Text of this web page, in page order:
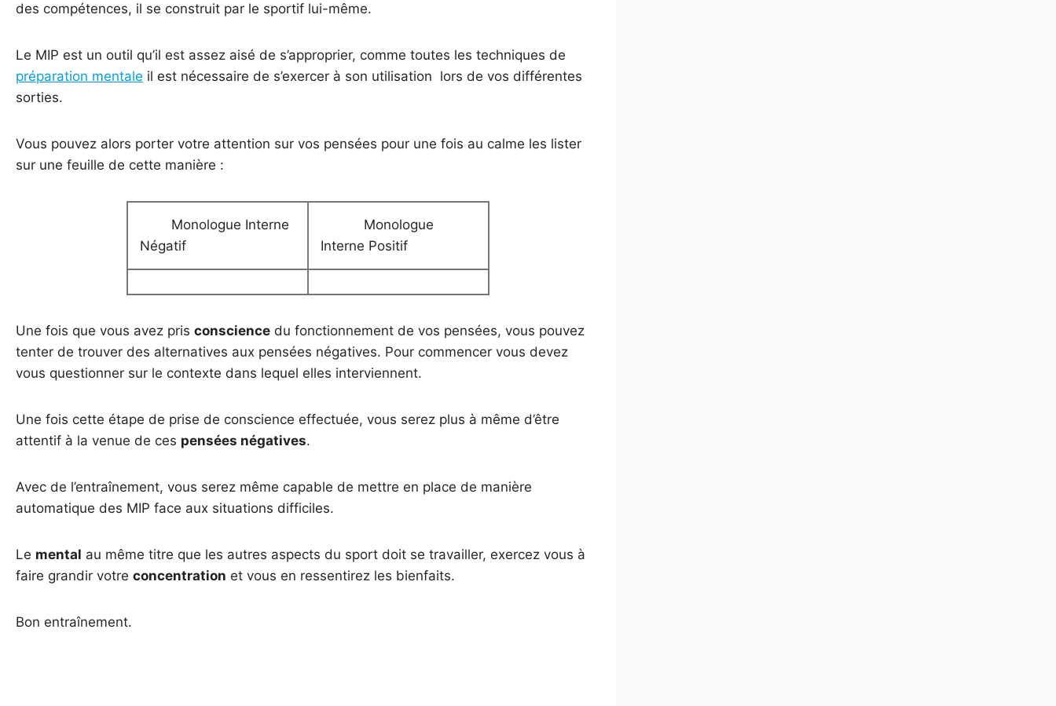
des compétences, il se construit par le sportif lui-même.
Le MIP est un outil qu’il est assez aisé de s’approprier, comme toutes les techniques de
préparation mentale il est nécessaire de s’exercer à son utilisation lors de vos différentes
sorties.
Vous pouvez alors porter votre attention sur vos pensées pour une fois au calme les lister
sur une feuille de cette manière :
Monologue Interne
Négatif
Monologue
Interne Positif
Une fois que vous avez pris conscience du fonctionnement de vos pensées, vous pouvez
tenter de trouver des alternatives aux pensées négatives. Pour commencer vous devez
vous questionner sur le contexte dans lequel elles interviennent.
Une fois cette étape de prise de conscience effectuée, vous serez plus à même d’être
attentif à la venue de ces pensées négatives.
Avec de l’entraînement, vous serez même capable de mettre en place de manière
automatique des MIP face aux situations difficiles.
Le mental au même titre que les autres aspects du sport doit se travailler, exercez vous à
faire grandir votre concentration et vous en ressentirez les bienfaits.
Bon entraînement.